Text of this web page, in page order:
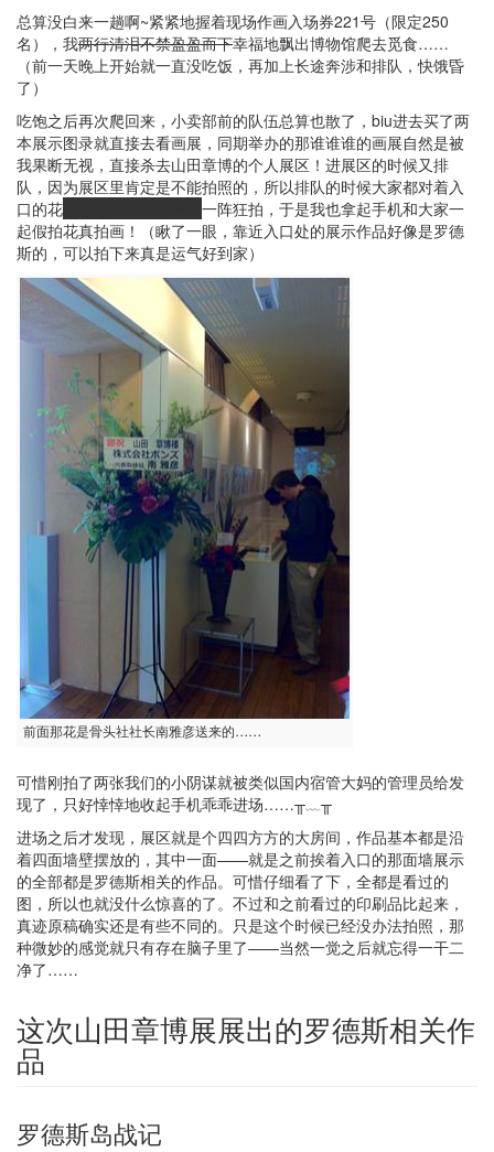
总算没白来一趟啊~紧紧地握着现场作画入场券221号（限定250
名），我两行清泪不禁盈盈而下幸福地飘出博物馆爬去觅食……
（前一天晚上开始就一直没吃饭，再加上长途奔涉和排队，快饿昏
了）
吃饱之后再次爬回来，小卖部前的队伍总算也散了，biu进去买了两
本展示图录就直接去看画展，同期举办的那谁谁谁的画展自然是被
我果断无视，直接杀去山田章博的个人展区！进展区的时候又排
队，因为展区里肯定是不能拍照的，所以排队的时候大家都对着入
口的花
一阵狂拍，于是我也拿起手机和大家一
起假拍花真拍画！（瞅了一眼，靠近入口处的展示作品好像是罗德
斯的，可以拍下来真是运气好到家）
前面那花是骨头社社长南雅彦送来的……
可惜刚拍了两张我们的小阴谋就被类似国内宿管大妈的管理员给发
现了，只好悻悻地收起手机乖乖进场……╥﹏╥
进场之后才发现，展区就是个四四方方的大房间，作品基本都是沿
着四面墙壁摆放的，其中一面——就是之前挨着入口的那面墙展示
的全部都是罗德斯相关的作品。可惜仔细看了下，全都是看过的
图，所以也就没什么惊喜的了。不过和之前看过的印刷品比起来，
真迹原稿确实还是有些不同的。只是这个时候已经没办法拍照，那
种微妙的感觉就只有存在脑子里了——当然一觉之后就忘得一干二
净了……
这次山田章博展展出的罗德斯相关作
品
罗德斯岛战记